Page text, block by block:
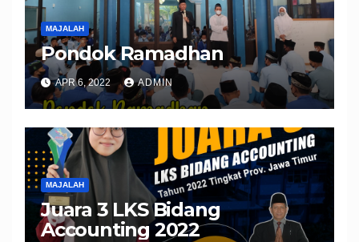
MAJALAH
Pondok Ramadhan
APR 6, 2022 ADMIN
MAJALAH
Juara 3 LKS Bidang
Accounting 2022